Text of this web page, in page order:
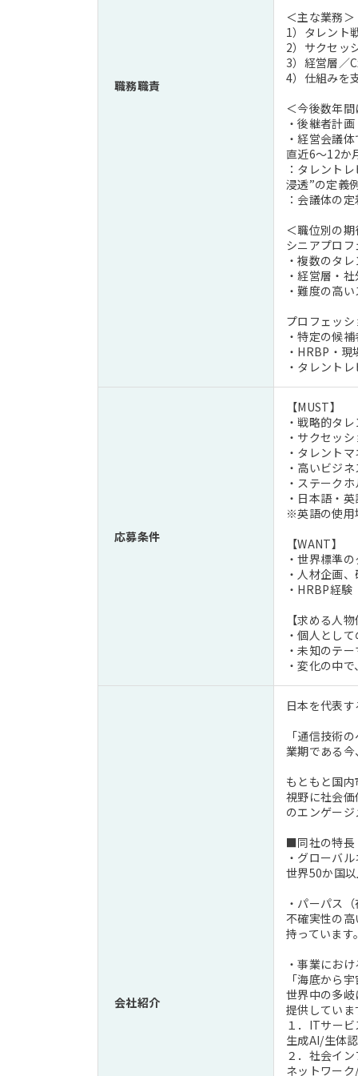
職務職責
＜主な業務＞
1）タレント
2）サクセッ
3）経営層／
4）仕組みを
＜今後数年
・後継者計
・経営会議
直近6～12か
：タレント
浸透”の定義
：会議体の
＜職位別の
シニアプロ
・複数のタ
・経営層・
・難度の高
プロフェッ
・特定の候
・HRBP・
・タレント
応募条件
【MUST】
・戦略的タ
・サクセッ
・タレント
・高いビジ
・ステーク
・日本語・
※英語の使用
【WANT】
・世界標準
・人材企画
・HRBP経
【求める人
・個人とし
・未知のテ
・変化の中
会社紹介
日本を代表
「通信技術
業期である
もともと国
視野に社会
のエンゲー
■同社の特長
・グローバ
世界50か国
・パーパス
不確実性の
持っていま
・事業にお
「海底から
世界中の多
提供していま
１．ITサー
生成AI/生体
２．社会イ
ネットワー